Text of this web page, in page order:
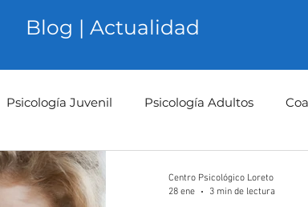
Blog | Actualidad
Psicología Juvenil Psicología Adultos
Psicología
Centro Psicológico Loreto
28 ene
3 min de lectura